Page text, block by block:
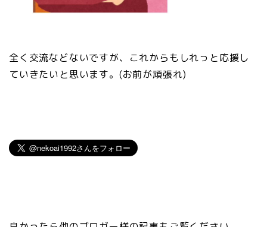
全く交流などないですが、これからもしれっと応援し
ていきたいと思います。(お前が頑張れ)